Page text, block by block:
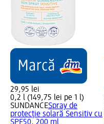
29,95 lei
0,2 l (149,75 lei pe 1 l)
SUNDANCESpray de
protecție solară Sensitiv cu